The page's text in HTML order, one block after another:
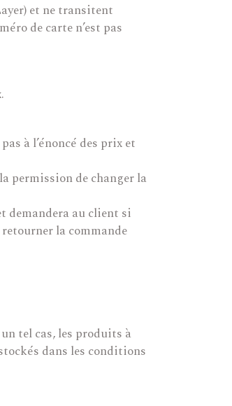
et ne transitent
de carte n’est pas
à l’énoncé des prix et
permission de changer la
demandera au client si
la commande
tel cas, les produits à
dans les conditions